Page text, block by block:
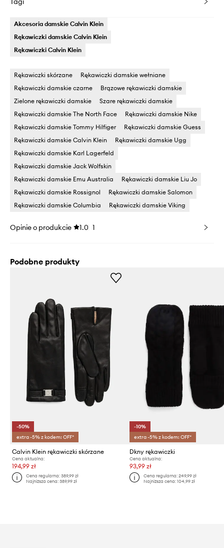
Akcesoria damskie Calvin Klein
Rękawiczki damskie Calvin Klein
Rękawiczki Calvin Klein
Rękawiczki skórzane
Rękawiczki damskie wełniane
Rękawiczki damskie czarne
Brązowe rękawiczki damskie
Zielone rękawiczki damskie
Szare rękawiczki damskie
Rękawiczki damskie The North Face
Rękawiczki damskie Nike
Rękawiczki damskie Tommy Hilfiger
Rękawiczki damskie Guess
Rękawiczki damskie Calvin Klein
Rękawiczki damskie Ugg
Rękawiczki damskie Karl Lagerfeld
Rękawiczki damskie Jack Wolfskin
Rękawiczki damskie Emu Australia
Rękawiczki damskie Liu Jo
Rękawiczki damskie Rossignol
Rękawiczki damskie Salomon
Rękawiczki damskie Columbia
Rękawiczki damskie Viking
Opinie o produkcie 1.0 1
Podobne produkty
-50%
extra -5% z kodem: OFF*
Calvin Klein rękawiczki skórzane
Cena aktualna:
194,99 zł
Cena regularna:389,99 zł
Najniższa cena:389,99 zł
-10%
extra -5% z kodem: OFF*
Dkny rękawiczki
Cena aktualna:
93,99 zł
Cena regularna: 249,99 zł
Najniższa cena: 104,99 zł